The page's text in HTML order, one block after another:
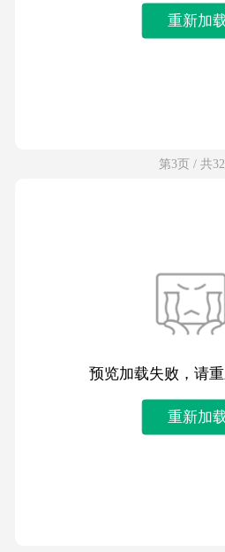
重新加
第3页 / 共
预览加载失败，请
重新加